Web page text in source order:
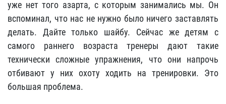
уже нет того азарта, с которым занимались мы. Он
вспоминал, что нас не нужно было ничего заставлять
делать. Дайте только шайбу. Сейчас же детям с
самого раннего возраста тренеры дают такие
технически сложные упражнения, что они напрочь
отбивают у них охоту ходить на тренировки. Это
большая проблема.